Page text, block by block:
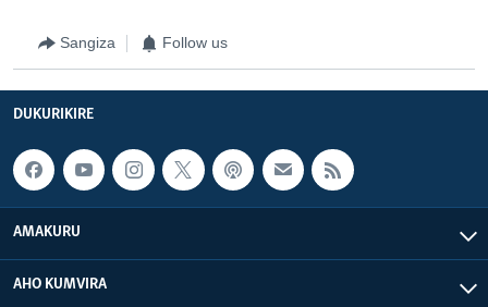
Sangiza Follow us
DUKURIKIRE
AMAKURU
AHO KUMVIRA